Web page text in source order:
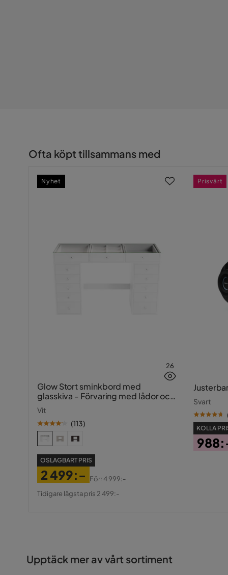
Ofta köpt tillsammans med
26
Glow Stort sminkbord med
glasskiva - Förvaring med lådor och
Vit
(113)
OSLAGBART PRIS
Pris
2 499:-
Original
Förr4 999:-
Tidigare lägsta pris 2 499:-
Nyhet
Svart
KOLLA
Prisvärt
Upptäck mer av vårt sortiment